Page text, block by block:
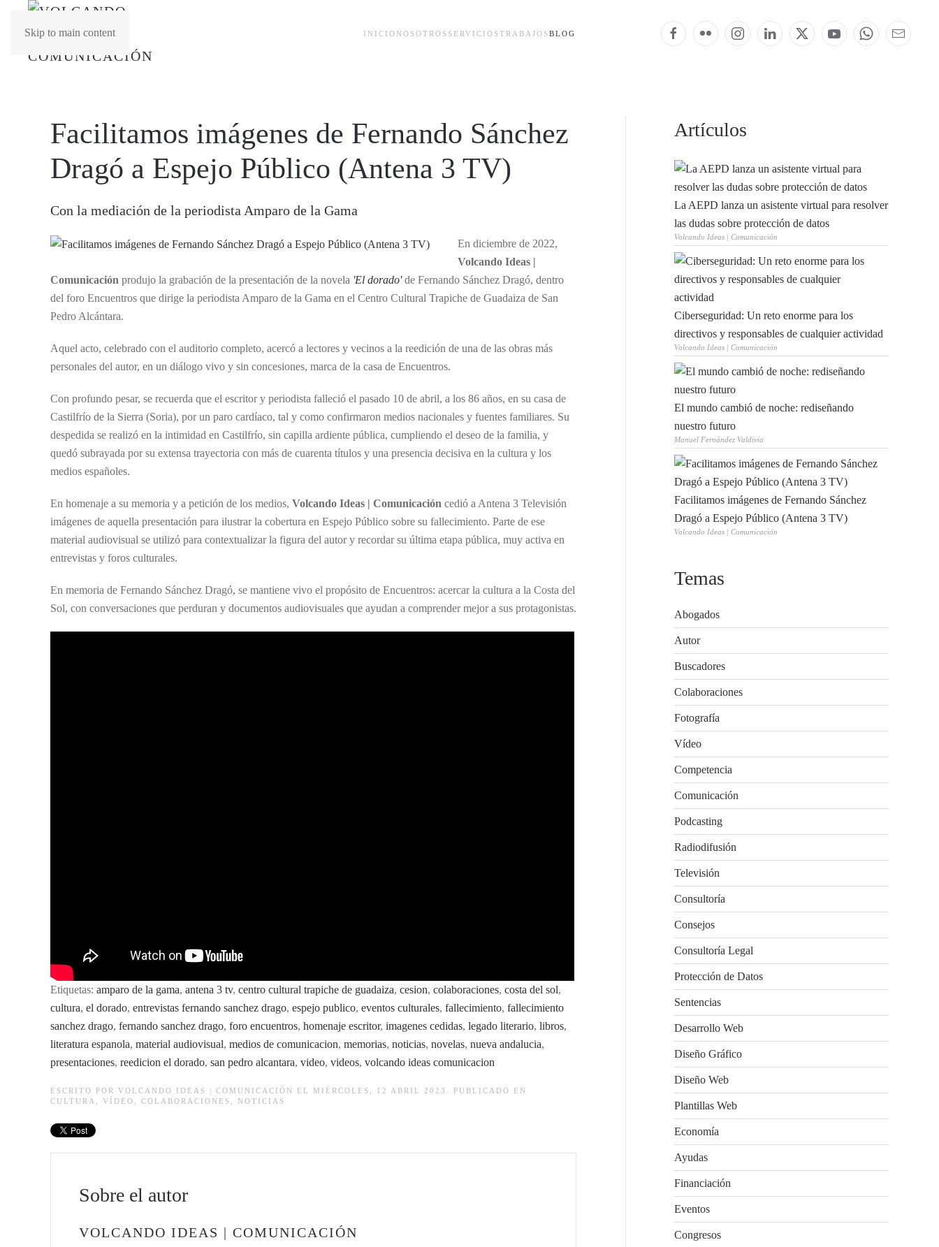
Skip to main content INICIO NOSOTROS SERVICIOSTRABAJOSBLOG
Facilitamos imágenes de Fernando Sánchez
Dragó a Espejo Público (Antena 3 TV)
Con la mediación de la periodista Amparo de la Gama
En diciembre de 2022,
Volcando Ideas |
Comunicación produjo la grabación de la presentación de la novela 'El dorado'de Fernando Sánchez Dragó, dentro
del foro Encuentros que dirige la periodista Amparo de la Gama en el Centro Cultural Trapiche de Guadaiza de San
Pedro Alcántara.
Aquel acto, celebrado con el auditorio completo, acercó a lectores y vecinos a la reedición de una de las obras más
personales del autor, en un diálogo vivo y sin concesiones, marca de la casa de Encuentros.
Con profundo pesar, se recuerda que el escritor y periodista falleció el pasado 10 de abril, a los 86 años, en su casa de
Castilfrío de la Sierra (Soria), por un paro cardíaco, tal y como confirmaron medios nacionales y fuentes familiares. Su
despedida se realizó en la intimidad en Castilfrío, sin capilla ardiente pública, cumpliendo el deseo de la familia, y
quedó subrayada por su extensa trayectoria con más de cuarenta títulos y una presencia decisiva en la cultura y los
medios españoles.
En homenaje a su memoria y a petición de los medios, Volcando Ideas | Comunicación cedió a Antena 3 Televisión
imágenes de aquella presentación para ilustrar la cobertura en Espejo Público sobre su fallecimiento. Parte de ese
material audiovisual se utilizó para contextualizar la figura del autor y recordar su última etapa pública, muy activa en
entrevistas y foros culturales.
En memoria de Fernando Sánchez Dragó, se mantiene vivo el propósito de Encuentros: acercar la cultura a la Costa del
Sol, con conversaciones que perduran y documentos audiovisuales que ayudan a comprender mejor a sus protagonistas.
Etiquetas: amparo de la gama, antena 3 tv, centro cultural trapiche de guadaiza, cesion, colaboraciones, costa del sol,
cultura, el dorado, entrevistas fernando sanchez drago, espejo publico, eventos culturales, fallecimiento, fallecimiento
sanchez drago, fernando sanchez drago, foro encuentros, homenaje escritor, imagenes cedidas, legado literario, libros,
literatura espanola, material audiovisual, medios de comunicacion, memorias, noticias, novelas, nueva andalucia,
presentaciones, reedicion el dorado, san pedro alcantara, video, videos, volcando ideas comunicacion
ESCRITO POR VOLCANDO IDEAS | COMUNICACIÓN
EL MIÉRCOLES, 12 ABRIL 2023. PUBLICADO EN
CULTURA
VÍDEO COLABORACIONES NOTICIAS
Sobre el autor
VOLCANDO IDEAS | COMUNICACIÓN
Artículos
La AEPD lanza un asistente virtual para resolver
las dudas sobre protección de datos
Volcando Ideas | Comunicación
Ciberseguridad: Un reto enorme para los
directivos y responsables de cualquier actividad
Volcando Ideas | Comunicación
El mundo cambió de noche: rediseñando
nuestro futuro
Manuel Fernández Valdivia
Facilitamos imágenes de Fernando Sánchez
Dragó a Espejo Público (Antena 3 TV)
Volcando Ideas | Comunicación
Temas
Abogados
Autor
Buscadores
Colaboraciones
Fotografía
Vídeo
Competencia
Comunicación
Podcasting
Radiodifusión
Televisión
Consultoría
Consejos
Consultoría Legal
Protección de Datos
Sentencias
Desarrollo Web
Diseño Gráfico
Diseño Web
Plantillas Web
Economía
Ayudas
Financiación
Eventos
Congresos